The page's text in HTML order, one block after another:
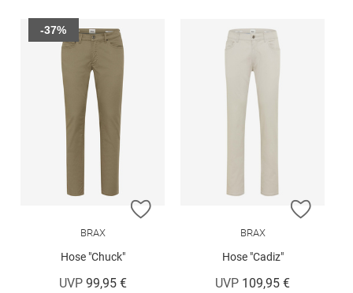
ZUR WUNSCHLISTE HINZUFÜGEN
BRAX
Hose "Chuck"
UVP 99,95 €
-37%
ZUR
BRAX
Hose "Cadiz"
UVP 109,95 €